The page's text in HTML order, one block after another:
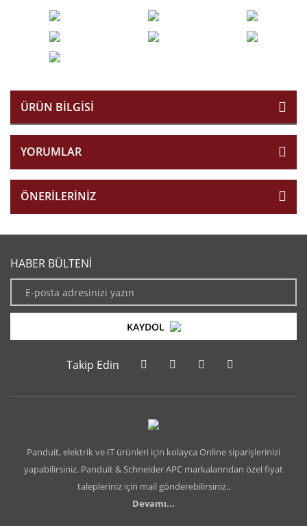
ÜRÜN BILGISI
YORUMLAR
ÖNERILERINIZ
HABER BÜLTENİ
KAYDOL
Takip Edin
Panduit, elektrik ve IT ürünleri için kolayca Online siparişlerinizi
yapabilirsiniz. Panduit & Schneider APC markalarından özel fiyat
talepleriniz için mail gönderebilirsiniz..
Devamı...